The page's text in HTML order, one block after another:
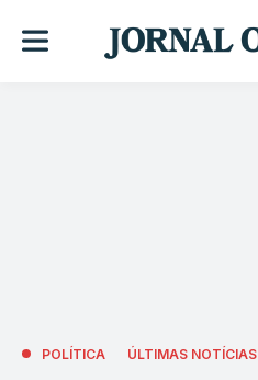
POLÍTICA ÚLTIMAS NOTÍCIAS